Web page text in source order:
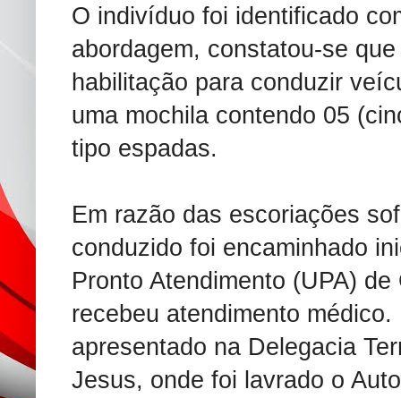
O indivíduo foi identificado
abordagem, constatou-se
habilitação para conduzir
uma mochila contendo 05
tipo espadas.
Em razão das escoriações
conduzido foi encaminhado
Pronto Atendimento (UPA)
recebeu atendimento
apresentado na Delegacia
Jesus, onde foi lavrado o